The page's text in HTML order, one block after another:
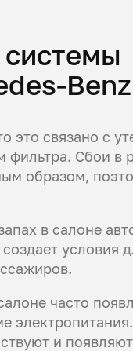
это связано с
Сбои в
образом,
в салоне
условия
часто
и